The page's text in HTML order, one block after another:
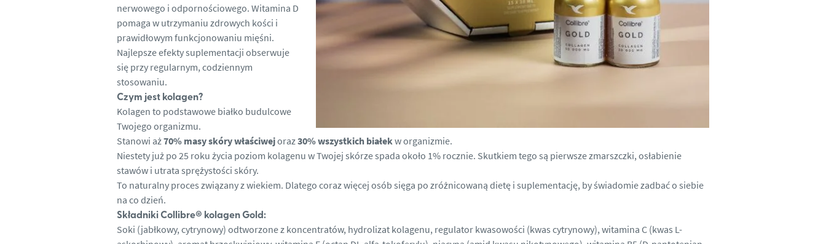
nerwowego i odpornościowego. Witamina D
pomaga w utrzymaniu zdrowych kości i
prawidłowym funkcjonowaniu mięśni.
Najlepsze efekty suplementacji obserwuje
się przy regularnym, codziennym
stosowaniu.
Czym jest kolagen?
Kolagen to podstawowe białko budulcowe
Twojego organizmu.
Stanowi aż70% masy skóry właściwejoraz30% wszystkich białek w organizmie.
Niestety już po 25 roku życia poziom kolagenu w Twojej skórze spada około 1% rocznie. Skutkiem tego są pierwsze zmarszczki, osłabienie
stawów i utrata sprężystości skóry.
To naturalny proces związany z wiekiem. Dlatego coraz więcej osób sięga po zróżnicowaną dietę i suplementację, by świadomie zadbać o siebie
na co dzień.
Składniki Collibre® kolagen Gold:
Soki (jabłkowy, cytrynowy) odtworzone z koncentratów, hydrolizat kolagenu, regulator kwasowości (kwas cytrynowy), witamina C (kwas L-